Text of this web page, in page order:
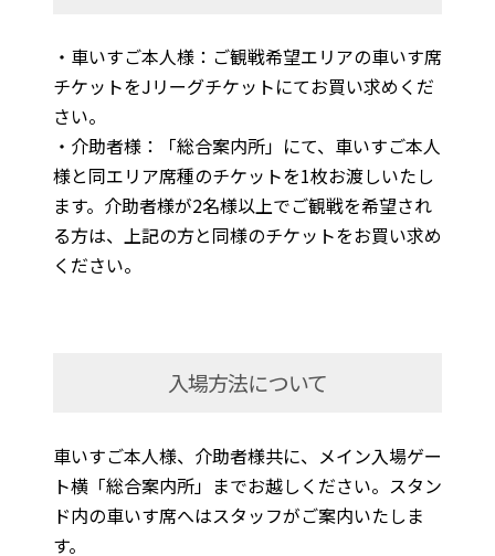
・車いすご本人様：ご観戦希望エリアの車いす席
チケットをJリーグチケットにてお買い求めくだ
さい。
・介助者様：「総合案内所」にて、車いすご本人
様と同エリア席種のチケットを1枚お渡しいたし
ます。介助者様が2名様以上でご観戦を希望され
る方は、上記の方と同様のチケットをお買い求め
ください。
入場方法について
車いすご本人様、介助者様共に、メイン入場ゲー
ト横「総合案内所」までお越しください。スタン
ド内の車いす席へはスタッフがご案内いたしま
す。